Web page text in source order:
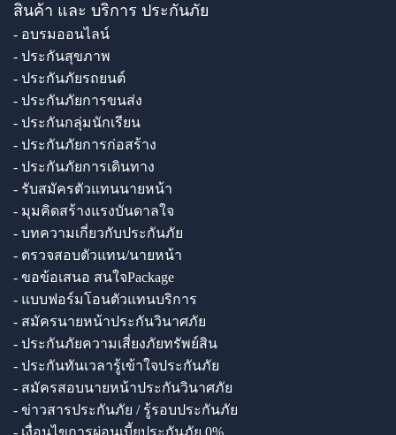
สินค้า และ บริการ ประกันภัย
- อบรมออนไลน์
- ประกันสุขภาพ
- ประกันภัยรถยนต์
- ประกันภัยการขนส่ง
- ประกันกลุ่มนักเรียน
- ประกันภัยการก่อสร้าง
- ประกันภัยการเดินทาง
- รับสมัครตัวแทนนายหน้า
- มุมคิดสร้างแรงบันดาลใจ
- บทความเกี่ยวกับประกันภัย
- ตรวจสอบตัวแทน/นายหน้า
- ขอข้อเสนอ สนใจPackage
- แบบฟอร์มโอนตัวแทนบริการ
- สมัครนายหน้าประกันวินาศภัย
- ประกันภัยความเสี่ยงภัยทรัพย์สิน
- ประกันทันเวลารู้เข้าใจประกันภัย
- สมัครสอบนายหน้าประกันวินาศภัย
- ข่าวสารประกันภัย / รู้รอบประกันภัย
- เงื่อนไขการผ่อนเบี้ยประกันภัย 0%